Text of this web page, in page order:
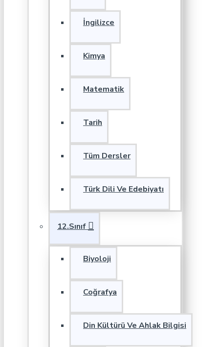
İngilizce
Kimya
Matematik
Tarih
Tüm Dersler
Türk Dili Ve Edebiyatı
12.Sınıf
Biyoloji
Coğrafya
Din Kültürü Ve Ahlak Bilgisi